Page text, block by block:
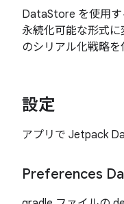
DataStore を使用す
永続化可能な形式に
のシリアル化戦略を
設定
アプリで Jetpack
Preferences